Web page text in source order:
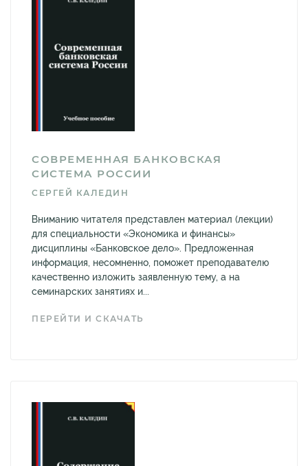
СОВРЕМЕННАЯ БАНКОВСКАЯ
СИСТЕМА РОССИИ
СЕРГЕЙ КАЛЕДИН
Вниманию читателя представлен материал (лекции)
для специальности «Экономика и финансы»
дисциплины «Банковское дело». Предложенная
информация, несомненно, поможет преподавателю
качественно изложить заявленную тему, а на
семинарских занятиях и...
ПЕРЕЙТИ И СКАЧАТЬ